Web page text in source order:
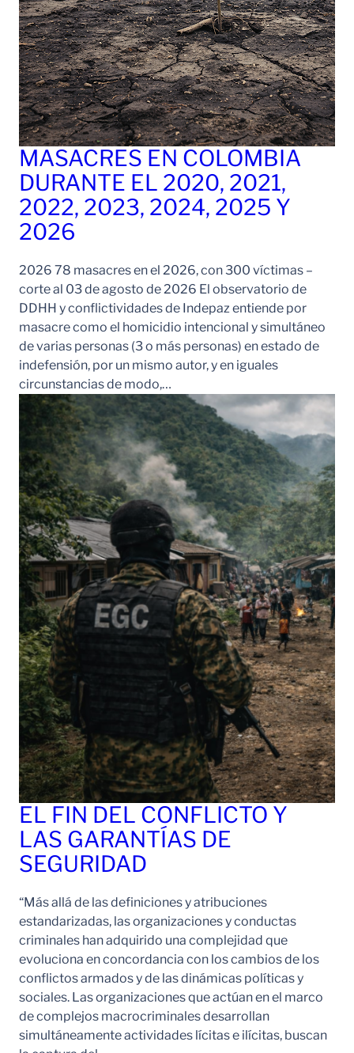
MASACRES EN COLOMBIA
DURANTE EL 2020, 2021,
2022, 2023, 2024, 2025 Y
2026
2026 78 masacres en el 2026, con 300 víctimas –
corte al 03 de agosto de 2026 El observatorio de
DDHH y conflictividades de Indepaz entiende por
masacre como el homicidio intencional y simultáneo
de varias personas (3 o más personas) en estado de
indefensión, por un mismo autor, y en iguales
circunstancias de modo,…
EL FIN DEL CONFLICTO Y
LAS GARANTÍAS DE
SEGURIDAD
“Más allá de las definiciones y atribuciones
estandarizadas, las organizaciones y conductas
criminales han adquirido una complejidad que
evoluciona en concordancia con los cambios de los
conflictos armados y de las dinámicas políticas y
sociales. Las organizaciones que actúan en el marco
de complejos macrocriminales desarrollan
simultáneamente actividades lícitas e ilícitas, buscan